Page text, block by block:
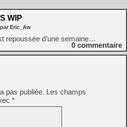
WIP
par Eric_Aw
repoussée d’une semaine…
0 commentaire
pas publiée. Les champs
*